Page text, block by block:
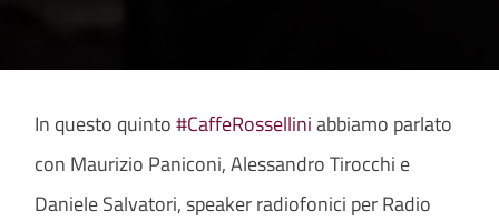
In questo quinto#CaffeRosselliniabbiamo parlato
con Maurizio Paniconi, Alessandro Tirocchi e
Daniele Salvatori, speaker radiofonici per Radio